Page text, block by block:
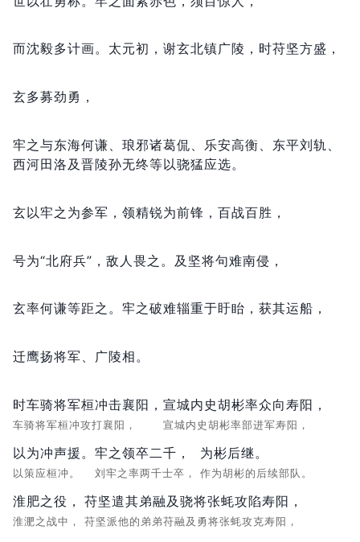
而沈毅多计画。 太元初， 谢玄北镇广陵， 时苻坚方盛，
玄多募劲勇，
牢之与东海何谦、琅邪诸葛侃、乐安高衡、东平刘轨、
西河田洛及晋陵孙无终等以骁猛应选。
玄以牢之为参军， 领精锐为前锋， 百战百胜，
号为“北府兵”， 敌人畏之。 及坚将句难南侵，
玄率何谦等距之。 牢之破难辎重于盱眙， 获其运船，
迁鹰扬将军、广陵相。
时车骑将军桓冲击襄阳，
车骑将军桓冲攻打襄阳，
宣城内史胡彬率众向寿阳，
宣城内史胡彬率部进军寿阳，
以为冲声援。
以策应桓冲。
牢之领卒二千，
刘牢之率两千士卒，
为彬后继。
作为胡彬的后续部队。
淮肥之役，
淮淝之战中，
苻坚遣其弟融及骁将张蚝攻陷寿阳，
苻坚派他的弟弟苻融及勇将张蚝攻克寿阳，